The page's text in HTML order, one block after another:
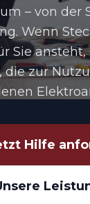
– von der
Wenn
Sie
die zur
Hilfe